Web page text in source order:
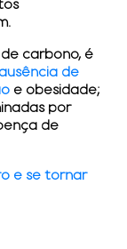
carbono, é
de
e obesidade;
por
de
e se tornar